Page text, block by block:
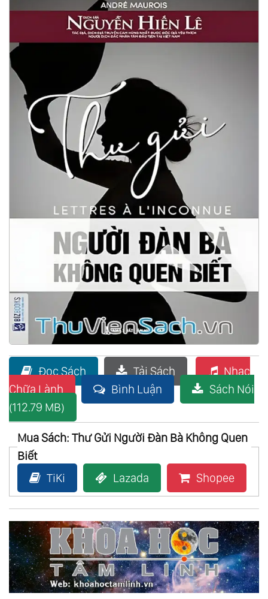
Đọc Sách Tải Sách
Nhạc
Chữa Lành
Bình Luận
Sách Nói
(112.79 MB)
Mua Sách: Thư Gửi Người Đàn Bà Không Quen
Biết
TiKi
Lazada Shopee